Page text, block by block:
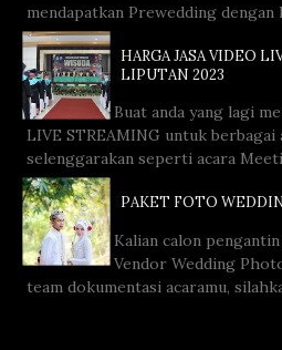
mendapatkan Prewedding
HARGA JASA VIDEO
LIPUTAN 2023
Buat anda yang lagi
LIVE STREAMING untuk berbagai
selenggarakan seperti acara
PAKET FOTO
Kalian calon
Vendor Wedding
team dokumentasi acaramu,